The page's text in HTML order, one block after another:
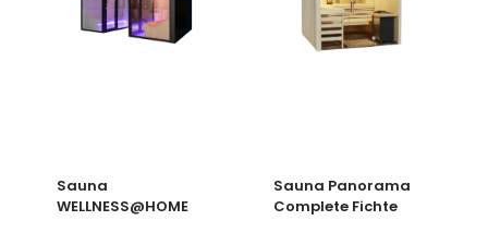
Sauna
WELLNESS@HOME
Sauna Panorama
Complete Fichte